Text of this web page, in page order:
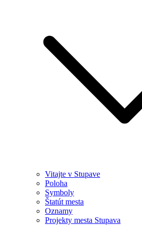
Vitajte v Stupave
Poloha
Symboly
Štatút mesta
Oznamy
Projekty mesta Stupava